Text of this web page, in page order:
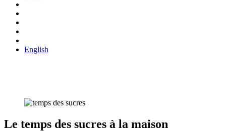
English
Le temps des sucres à la maison